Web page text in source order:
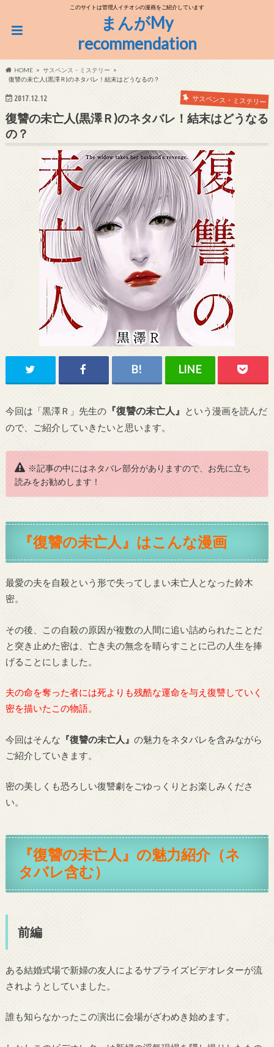
このサイトは管理人イチオシの漫画をご紹介しています
まんがMy
recommendation
HOME
サスペンス・ミステリー
復讐の未亡人(黒澤Ｒ)のネタバレ！結末はどうなるの？
2017.12.12 サスペンス・ミステリー
復讐の未亡人(黒澤Ｒ)のネタバレ！結末はどうなる
の？
今回は「黒澤Ｒ」先生の『復讐の未亡人』
という漫画を読んだ
ので、ご紹介していきたいと思います。
※記事の中にはネタバレ部分がありますので、お先に立ち
読みをお勧めします！
『復讐の未亡人』はこんな漫画
最愛の夫を自殺という形で失ってしまい未亡人となった鈴木
密。
その後、この自殺の原因が複数の人間に追い詰められたことだ
と突き止めた密は、亡き夫の無念を晴らすことに己の人生を捧
げることにしました。
夫の命を奪った者には死よりも残酷な運命を与え復讐していく
密を描いたこの物語。
今回はそんな 『復讐の未亡人』 の魅力をネタバレを含みながら
ご紹介していきます。
密の美しくも恐ろしい復讐劇をごゆっくりとお楽しみくださ
い。
『復讐の未亡人』の魅力紹介（ネ
タバレ含む）
前編
ある結婚式場で新婦の友人によるサプライズビデオレターが流
されようとしていました。
誰も知らなかったこの演出に会場がざわめき始めます。